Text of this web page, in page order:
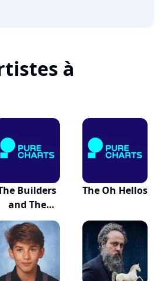
à
Builders
and The
Butchers
The Oh Hellos